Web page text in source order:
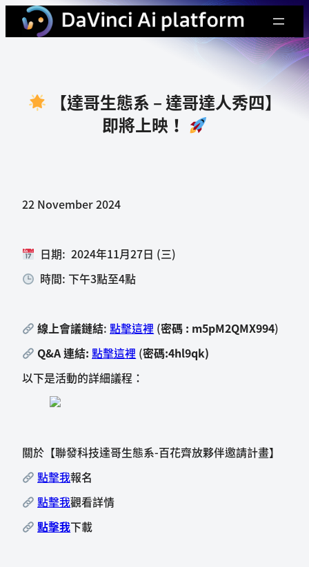
【達哥生態系 – 達哥達人秀四】
即將上映！
22 November 2024
日期: 2024年11月27日 (三)
時間: 下午3點至4點
線上會議鏈結:點擊這裡 (密碼 : m5pM2QMX994)
Q&A 連結:點擊這裡 (密碼:4hl9qk)
以下是活動的詳細議程：
關於【聯發科技達哥生態系-百花齊放夥伴邀請計畫】
點擊我報名
點擊我觀看詳情
點擊我下載